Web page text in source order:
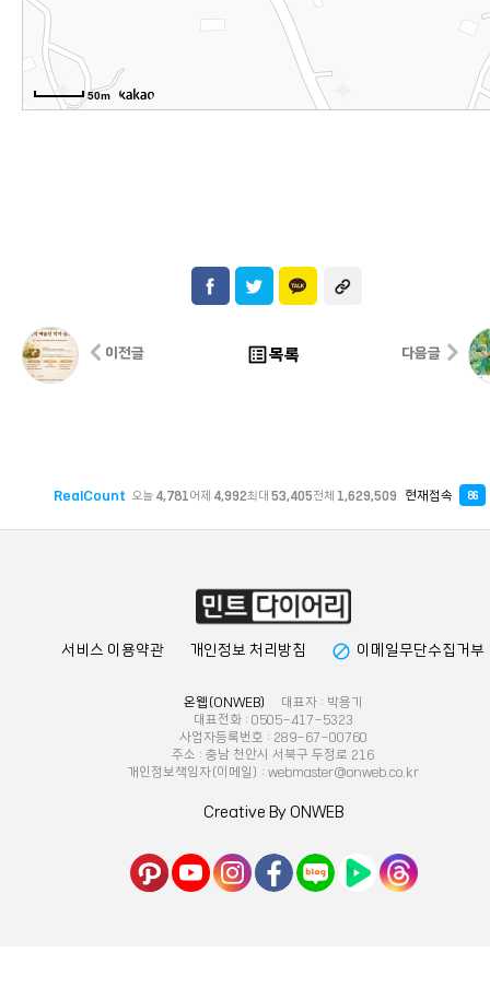
50m
이전글 list_alt 목록 다음글
RealCount 오늘 4,781어제 4,992최대 53,405전체 1,629,509 현재접속 86
서비스 이용약관 개인정보 처리방침 block 이메일무단수집거부
온웹(ONWEB)
대표자 : 박용기
대표전화 : 0505-417-5323
사업자등록번호 : 289-67-00760
주소 : 충남 천안시 서북구 두정로 216
개인정보책임자(이메일) : webmaster@onweb.co.kr
Creative By ONWEB